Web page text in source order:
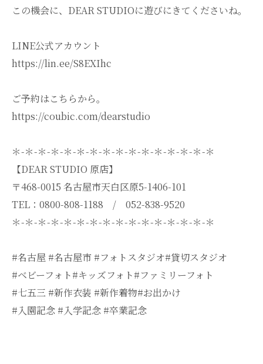
この機会に、DEAR STUDIOに遊びにきてくださいね。
LINE公式アカウント
https://lin.ee/S8EXIhc
ご予約はこちらから。
https://coubic.com/dearstudio
＊-＊-＊-＊-＊-＊-＊-＊-＊-＊-＊-＊-＊-＊-＊-＊
【DEAR STUDIO 原店】
〒468-0015 名古屋市天白区原5-1406-101
TEL：0800-808-1188 / 052-838-9520
＊-＊-＊-＊-＊-＊-＊-＊-＊-＊-＊-＊-＊-＊-＊-＊
#名古屋 #名古屋市 #フォトスタジオ#貸切スタジオ
#ベビーフォト#キッズフォト#ファミリーフォト
#七五三 #新作衣装 #新作着物#お出かけ
#入園記念 #入学記念 #卒業記念